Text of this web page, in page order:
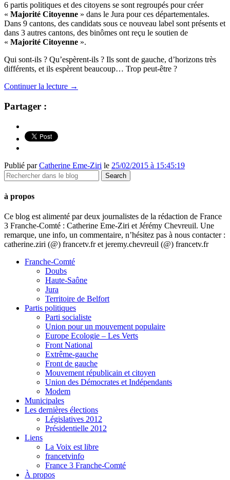
6 partis politiques et des citoyens se sont regroupés pour créer
« Majorité Citoyenne » dans le Jura pour ces départementales.
Dans 9 cantons, des candidats sous ce nouveau label sont présents et
dans 3 autres cantons, des binômes ont reçu le soutien de
« Majorité Citoyenne ».
Qui sont-ils ? Qu’espèrent-ils ? Ils sont de gauche, d’horizons très
différents, et ils espèrent beaucoup… Trop peut-être ?
Continuer la lecture →
Partager :
Publié parCatherine Eme-Ziri le 25/02/2015 à 15:45:19
à propos
Ce blog est alimenté par deux journalistes de la rédaction de France
3 Franche-Comté : Catherine Eme-Ziri et Jérémy Chevreuil. Une
remarque, une info, un commentaire, n’hésitez pas à nous contacter :
catherine.ziri (@) francetv.fr et jeremy.chevreuil (@) francetv.fr
Franche-Comté
Doubs
Haute-Saône
Jura
Territoire de Belfort
Partis politiques
Parti socialiste
Union pour un mouvement populaire
Europe Ecologie – Les Verts
Front National
Extrême-gauche
Front de gauche
Mouvement républicain et citoyen
Union des Démocrates et Indépendants
Modem
Municipales
Les dernières élections
Législatives 2012
Présidentielle 2012
Liens
La Voix est libre
francetvinfo
France 3 Franche-Comté
À propos